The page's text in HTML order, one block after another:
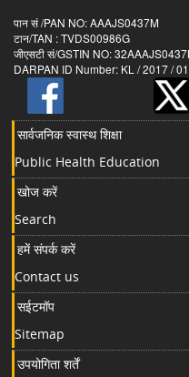
पान सं /PAN NO: AAAJS0437M
टान/TAN : TVDS00986G
जीएसटी सं/GSTIN NO:
DARPAN ID Number: KL / 2017 /
सार्वजनिक स्वास्थ शिक्षा
Public Health Education
खोज करें
Search
हमें संपर्क करें
Contact us
सईटमॉप
Sitemap
उपयोगिता शर्तें